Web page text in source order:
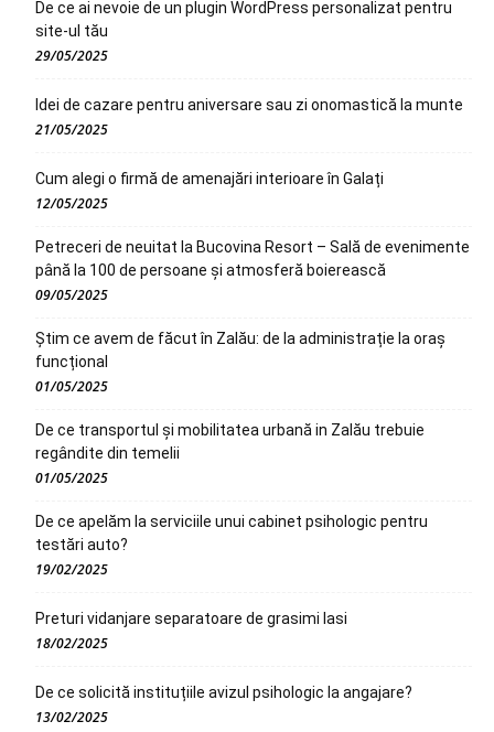
De ce ai nevoie de un plugin WordPress personalizat pentru
site-ul tău
29/05/2025
Idei de cazare pentru aniversare sau zi onomastică la munte
21/05/2025
Cum alegi o firmă de amenajări interioare în Galați
12/05/2025
Petreceri de neuitat la Bucovina Resort – Sală de evenimente
până la 100 de persoane și atmosferă boierească
09/05/2025
Știm ce avem de făcut în Zalău: de la administrație la oraș
funcțional
01/05/2025
De ce transportul și mobilitatea urbană in Zalău trebuie
regândite din temelii
01/05/2025
De ce apelăm la serviciile unui cabinet psihologic pentru
testări auto?
19/02/2025
Preturi vidanjare separatoare de grasimi Iasi
18/02/2025
De ce solicită instituțiile avizul psihologic la angajare?
13/02/2025